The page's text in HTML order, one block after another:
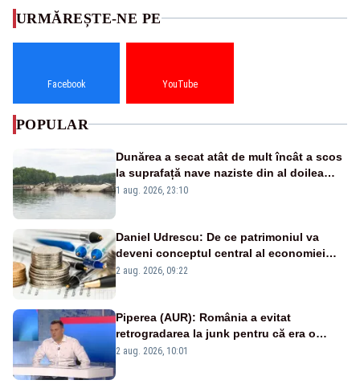
URMĂREȘTE-NE PE
Facebook YouTube
POPULAR
Dunărea a secat atât de mult încât a scos
la suprafață nave naziste din al doilea
război mondial
1 aug. 2026, 23:10
Daniel Udrescu: De ce patrimoniul va
deveni conceptul central al economiei
viitoare?
2 aug. 2026, 09:22
Piperea (AUR): România a evitat
retrogradarea la junk pentru că era o
catastrofă pentru bănci și fondurile de
2 aug. 2026, 10:01